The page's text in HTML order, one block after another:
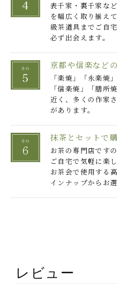
表千家・裏千家な
を幅広く取り揃え
級茶道具までご自
必ず出会えます。
京都や信楽など
「楽焼」「永楽焼
「信楽焼」「膳所
近く、多くの作家
があります。
抹茶とセットで
お茶の専門店です
ご自宅で気軽に楽
お茶会で使用する
インナップからお
レビュー